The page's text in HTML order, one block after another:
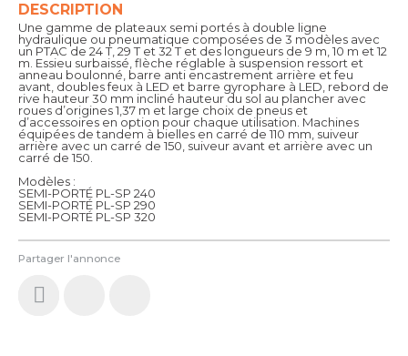
Partager l'annonce
DESCRIPTION
Une gamme de plateaux semi portés à double ligne
hydraulique ou pneumatique composées de 3 modèles avec
un PTAC de 24 T, 29 T et 32 T et des longueurs de 9 m, 10 m et 12
m. Essieu surbaissé, flèche réglable à suspension ressort et
anneau boulonné, barre anti encastrement arrière et feu
avant, doubles feux à LED et barre gyrophare à LED, rebord de
rive hauteur 30 mm incliné hauteur du sol au plancher avec
roues d’origines 1,37 m et large choix de pneus et
d’accessoires en option pour chaque utilisation. Machines
équipées de tandem à bielles en carré de 110 mm, suiveur
arrière avec un carré de 150, suiveur avant et arrière avec un
carré de 150.
Modèles :
SEMI-PORTÉ PL-SP 240
SEMI-PORTÉ PL-SP 290
SEMI-PORTÉ PL-SP 320